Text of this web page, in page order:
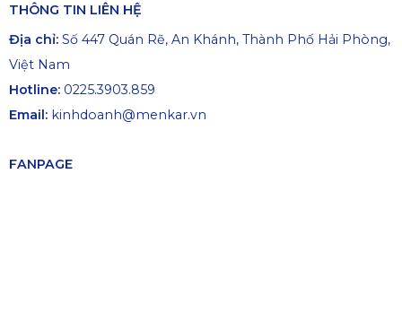
THÔNG TIN LIÊN HỆ
Địa chỉ: Số 447 Quán Rẽ, An Khánh, Thành Phố Hải Phòng,
Việt Nam
Hotline: 0225.3903.859
Email: kinhdoanh@menkar.vn
FANPAGE